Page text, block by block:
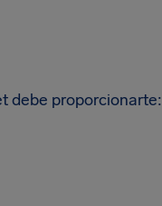
debe proporcionarte: